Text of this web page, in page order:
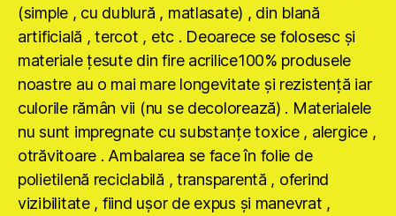
(simple , cu dublură , matlasate) , din blană
artificială , tercot , etc . Deoarece se folosesc şi
materiale ţesute din fire acrilice100% produsele
noastre au o mai mare longevitate şi rezistenţă iar
culorile rămân vii (nu se decolorează) . Materialele
nu sunt impregnate cu substanţe toxice , alergice ,
otrăvitoare . Ambalarea se face în folie de
polietilenă reciclabilă , transparentă , oferind
vizibilitate , fiind uşor de expus şi manevrat ,